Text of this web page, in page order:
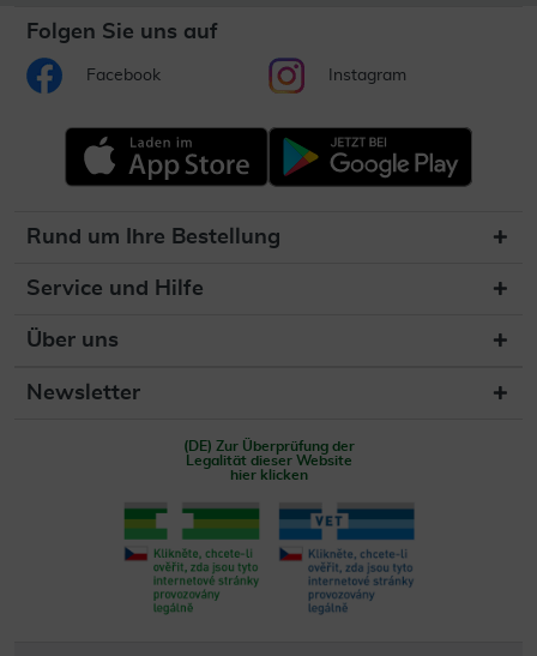
Folgen Sie uns auf
Facebook Instagram
Rund um Ihre Bestellung
Service und Hilfe
Über uns
Newsletter
(DE) Zur Überprüfung der
Legalität dieser Website
hier klicken